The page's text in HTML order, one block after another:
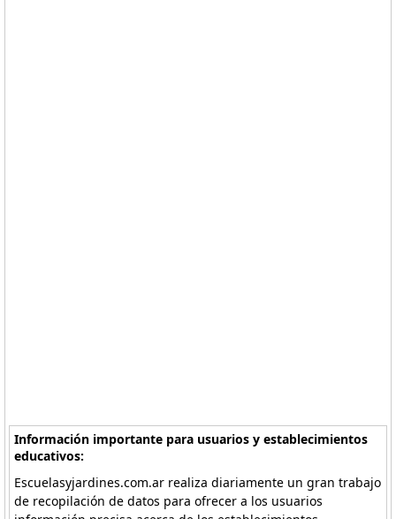
Información importante para usuarios y establecimientos
educativos:
Escuelasyjardines.com.ar realiza diariamente un gran trabajo
de recopilación de datos para ofrecer a los usuarios